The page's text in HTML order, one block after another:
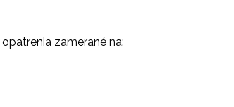
zamerané na: